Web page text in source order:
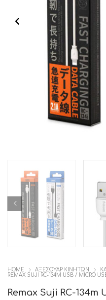
HOME ΑΞΕΣΟΥΑΡ ΚΙΝΗΤΩΝ
REMAX SUJI RC-134M USB / MICRO
Remax Suji RC-134m